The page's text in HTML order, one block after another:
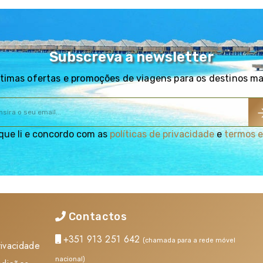
para o hotel selecionado. Instalação. Restante dia
livres.
Formalidades de embarque e partida em voo, via
Subscreva a newsletter
ofertas e promoções de viagens para os destinos
li e concordo com aspolíticas de privacidadeetermos
Contactos
+351 913 251 642 (chamada para a rede móvel
nacional)